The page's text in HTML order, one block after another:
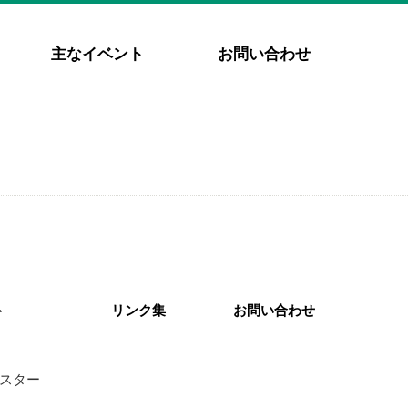
主なイベント お問い合わせ
ター
リンク集 お問い合わせ